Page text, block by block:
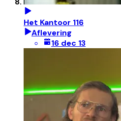
Het Kantoor 116
Aflevering
16 dec 13